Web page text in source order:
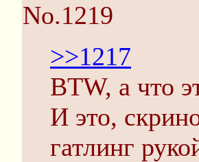
No.1219
>>1217
BTW, а что
И это,
гатлинг